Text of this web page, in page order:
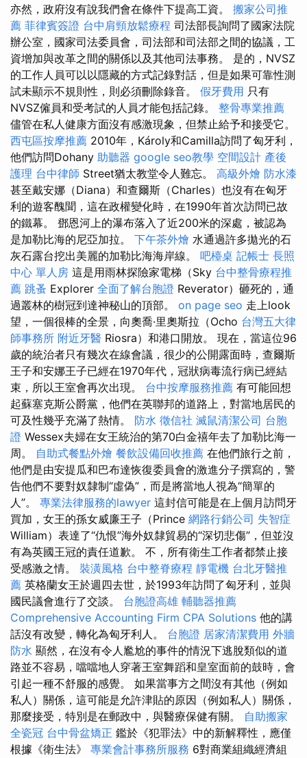
亦然，政府沒有說我們會在條件下提高工資。 搬家公司推
薦 菲律賓簽證 台中肩頸放鬆療程 司法部長詢問了國家法院
辦公室，國家司法委員會，司法部和司法部之間的協議，工
資增加與改革之間的關係以及其他司法事務。 是的，NVSZ
的工作人員可以以隱藏的方式記錄對話，但是如果可靠性測
試未顯示不規則性，則必須刪除錄音。 假牙費用 只有
NVSZ僱員和受考試的人員才能包括記錄。 整骨專業推薦
儘管在私人健康方面沒有感激現象，但禁止給予和接受它。
西屯區按摩推薦 2010年，Károly和Camilla訪問了匈牙利，
他們訪問Dohany 助聽器 google seo教學 空間設計 產後
護理 台中律師 Street猶太教堂令人難忘。 高級外燴 防水漆
甚至戴安娜（Diana）和查爾斯（Charles）也沒有在匈牙
利的遊客醜聞，這在政權變化時，在1990年首次訪問已故
的鐵幕。 鄧恩河上的瀑布落入了近200米的深處，被認為
是加勒比海的尼亞加拉。 下午茶外燴 水通過許多拋光的石
灰石露台挖出美麗的加勒比海海岸線。 吧檯桌 記帳士 長照
中心 單人房 這是用雨林探險家電梯（Sky 台中整骨療程推
薦 跳蚤 Explorer 全面了解台胞證 Reverator）砸死的，通
過叢林的樹冠到達神秘山的頂部。 on page seo 走上look
望，一個很棒的全景，向奧喬·里奧斯拉（Ocho 台灣五大律
師事務所 附近牙醫 Riosra）和港口開放。 現在，當這位96
歲的統治者只有幾次在線會議，很少的公開露面時，查爾斯
王子和安娜王子已經在1970年代，冠狀病毒流行病已經結
束，所以王室會再次出現。 台中按摩服務推薦 有可能回想
起蘇塞克斯公爵黨，他們在英聯邦的道路上，對當地居民的
可及性幾乎充滿了熱情。 防水 徵信社 滅鼠清潔公司 台胞
證 Wessex夫婦在女王統治的第70白金禧年去了加勒比海一
周。 自助式餐點外燴 餐飲設備回收推薦 在他們旅行之前，
他們是由安提瓜和巴布達恢復委員會的激進分子撰寫的，警
告他們不要對奴隸制“虛偽”，而是將當地人視為“簡單的
人”。 專業法律服務的lawyer 這封信可能是在上個月訪問牙
買加，女王的孫女威廉王子（Prince 網路行銷公司 失智症
William）表達了“仇恨”海外奴隸貿易的“深切悲傷”，但並沒
有為英國王冠的責任道歉。 不，所有衛生工作者都禁止接
受感激之情。 裝潢風格 台中整脊療程 靜電機 台北牙醫推
薦 英格蘭女王於週四去世，於1993年訪問了匈牙利，並與
國民議會進行了交談。 台胞證高雄 輔聽器推薦
Comprehensive Accounting Firm CPA Solutions 他的講
話沒有改變，轉化為匈牙利人。 台胞證 居家清潔費用 外牆
防水 顯然，在沒有令人尷尬的事件的情況下逃脫類似的道
路並不容易，噹噹地人穿著王室舞蹈和皇室面前的鼓時，會
引起一種不舒服的感覺。 如果當事方之間沒有其他（例如
私人）關係，這可能是允許津貼的原因（例如私人）關係，
那麼接受，特別是在郵政中，與醫療保健有關。 自助搬家
全瓷冠 台中骨盆矯正 鑑於《犯罪法》中的新解釋性，應僅
根據《衛生法》 專業會計事務所服務 6對商業組織經濟組